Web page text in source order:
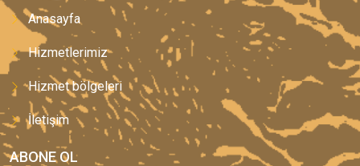
Anasayfa
Hizmetlerimiz
Hizmet bölgeleri
İletişim
ABONE OL